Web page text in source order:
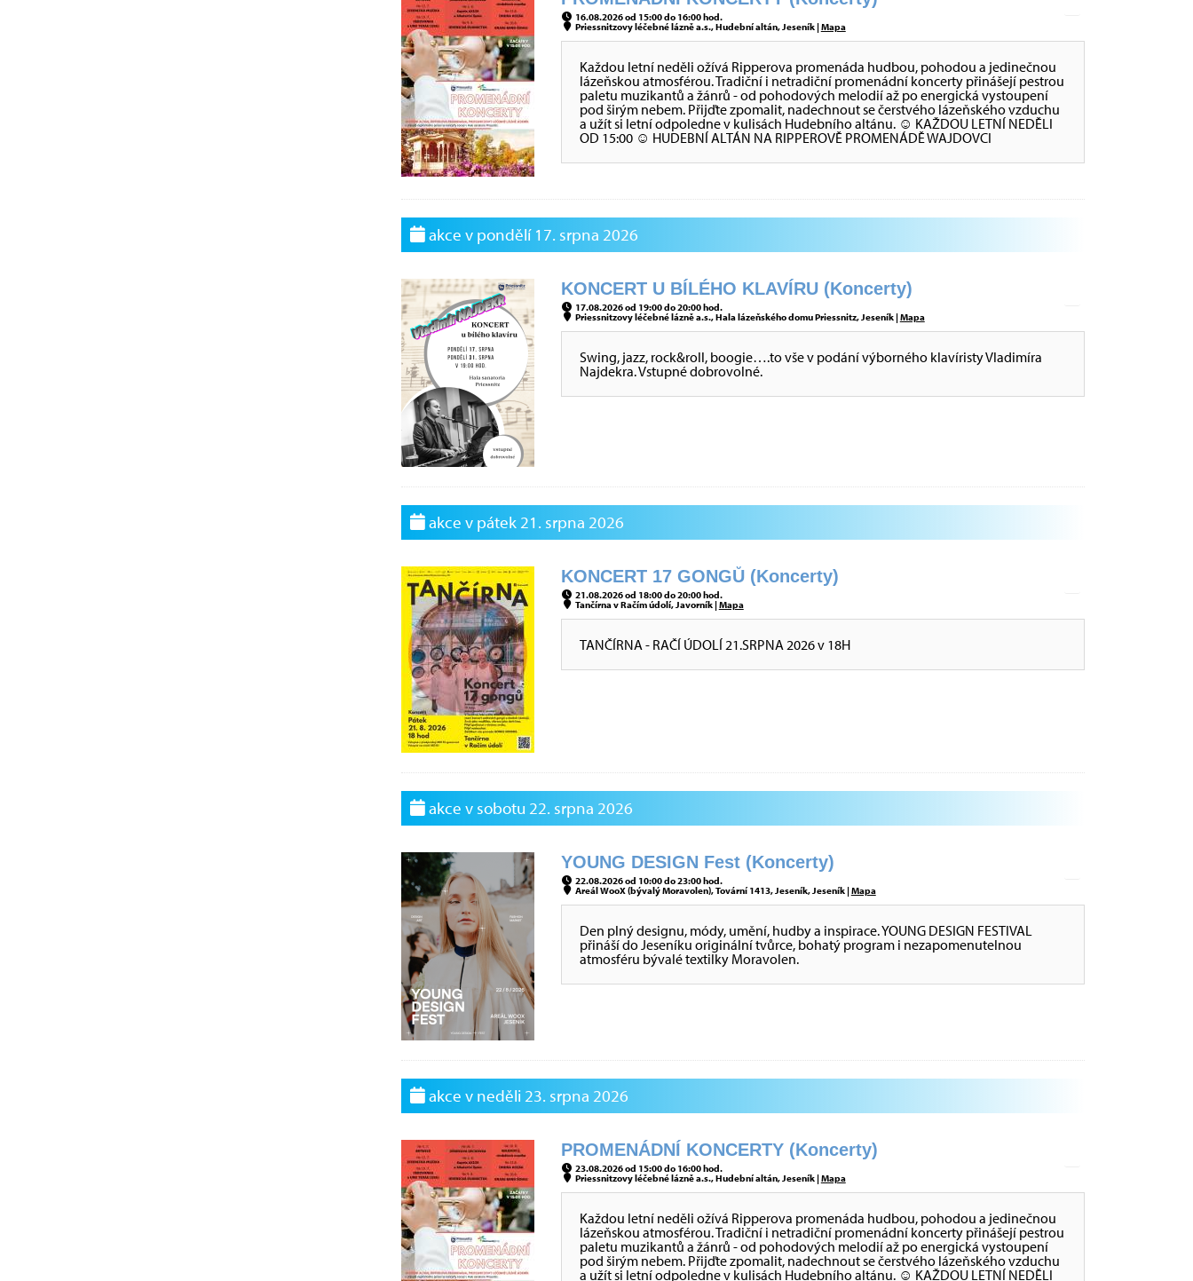
16.08.2026 od 15:00 do 16:00 hod.
Priessnitzovy léčebné lázně a.s., Hudební altán, Jeseník |Mapa
Každou letní neděli ožívá Ripperova promenáda hudbou, pohodou a jedinečnou
lázeňskou atmosférou. Tradiční i netradiční promenádní koncerty přinášejí pestrou
paletu muzikantů a žánrů - od pohodových melodií až po energická vystoupení
pod širým nebem. Přijďte zpomalit, nadechnout se čerstvého lázeňského vzduchu
a užít si letní odpoledne v kulisách Hudebního altánu. ☺ KAŽDOU LETNÍ NEDĚLI
OD 15:00 ☺ HUDEBNÍ ALTÁN NA RIPPEROVĚ PROMENÁDĚ WAJDOVCI
akce v pondělí 17. srpna 2026
KONCERT U BÍLÉHO KLAVÍRU (Koncerty)
17.08.2026 od 19:00 do 20:00 hod.
Priessnitzovy léčebné lázně a.s., Hala lázeňského domu Priessnitz, Jeseník |Mapa
Swing, jazz, rock&roll, boogie….to vše v podání výborného klavíristy Vladimíra
Najdekra. Vstupné dobrovolné.
akce v pátek 21. srpna 2026
KONCERT 17 GONGŮ (Koncerty)
21.08.2026 od 18:00 do 20:00 hod.
Tančírna v Račím údolí, Javorník |Mapa
TANČÍRNA - RAČÍ ÚDOLÍ 21.SRPNA 2026 v 18H
akce v sobotu 22. srpna 2026
YOUNG DESIGN Fest (Koncerty)
22.08.2026 od 10:00 do 23:00 hod.
Areál WooX (bývalý Moravolen), Tovární 1413, Jeseník, Jeseník |Mapa
Den plný designu, módy, umění, hudby a inspirace. YOUNG DESIGN FESTIVAL
přináší do Jeseníku originální tvůrce, bohatý program i nezapomenutelnou
atmosféru bývalé textilky Moravolen.
akce v neděli 23. srpna 2026
PROMENÁDNÍ KONCERTY (Koncerty)
23.08.2026 od 15:00 do 16:00 hod.
Priessnitzovy léčebné lázně a.s., Hudební altán, Jeseník |Mapa
Každou letní neděli ožívá Ripperova promenáda hudbou, pohodou a jedinečnou
lázeňskou atmosférou. Tradiční i netradiční promenádní koncerty přinášejí pestrou
paletu muzikantů a žánrů - od pohodových melodií až po energická vystoupení
pod širým nebem. Přijďte zpomalit, nadechnout se čerstvého lázeňského vzduchu
a užít si letní odpoledne v kulisách Hudebního altánu. ☺ KAŽDOU LETNÍ NEDĚLI